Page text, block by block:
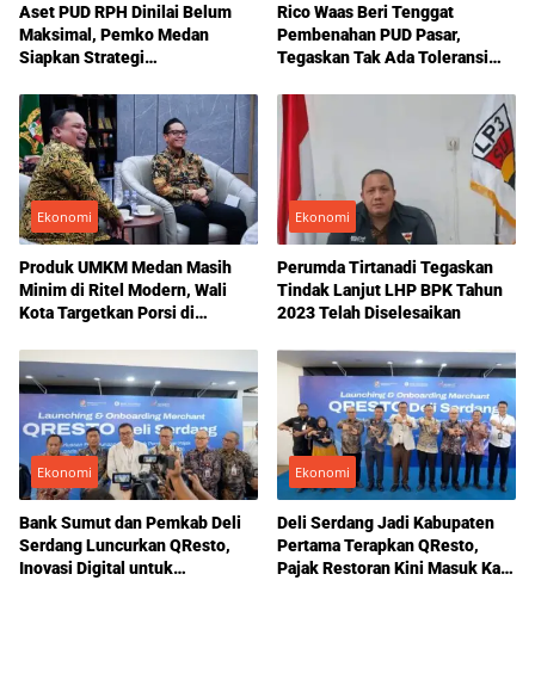
Aset PUD RPH Dinilai Belum
Maksimal, Pemko Medan
Siapkan Strategi
Rico Waas Beri Tenggat
Pembenahan PUD Pasar,
Tegaskan Tak Ada Toleransi
Ekonomi
Produk UMKM Medan Masih
Minim di Ritel Modern, Wali
Kota Targetkan Porsi di
Persen
Ekonomi
Perumda Tirtanadi Tegaskan
Tindak Lanjut LHP BPK Tahun
2023 Telah Diselesaikan
Ekonomi
Bank Sumut dan Pemkab Deli
Serdang Luncurkan QResto,
Inovasi Digital untuk
Ekonomi
Deli Serdang Jadi Kabupaten
Pertama Terapkan QResto,
Pajak Restoran Kini Masuk Kas